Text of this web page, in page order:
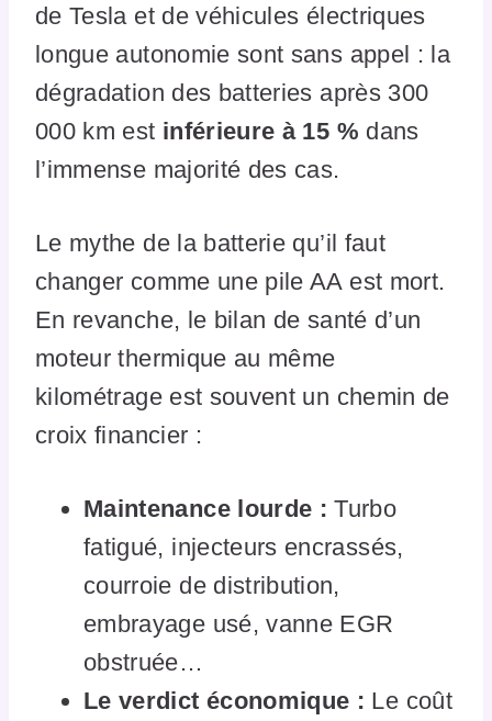
de Tesla et de véhicules électriques
longue autonomie sont sans appel : la
dégradation des batteries après 300
000 km est inférieure à 15 % dans
l’immense majorité des cas.
Le mythe de la batterie qu’il faut
changer comme une pile AA est mort.
En revanche, le bilan de santé d’un
moteur thermique au même
kilométrage est souvent un chemin de
croix financier :
Maintenance lourde : Turbo
fatigué, injecteurs encrassés,
courroie de distribution,
embrayage usé, vanne EGR
obstruée…
Le verdict économique : Le coût